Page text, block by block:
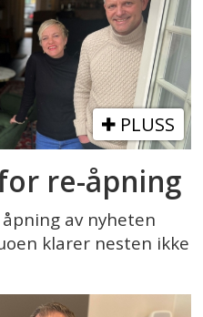
PLUSS
re-åpning
av nyheten
klarer nesten ikke